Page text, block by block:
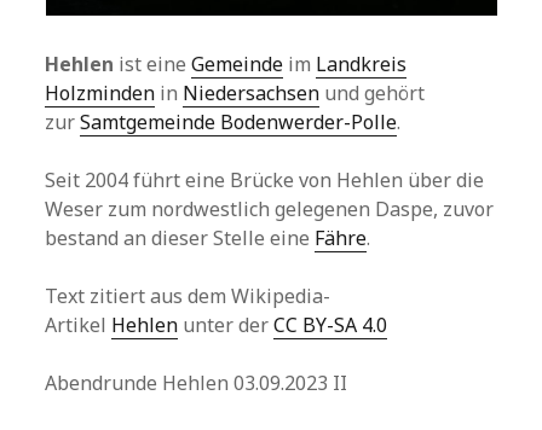
Hehlen ist eineGemeinde im Landkreis
Holzminden in Niedersachsen und gehört
zurSamtgemeinde Bodenwerder-Polle.
Seit 2004 führt eine Brücke von Hehlen über die
Weser zum nordwestlich gelegenen Daspe, zuvor
bestand an dieser Stelle eine Fähre.
Text zitiert aus dem Wikipedia-
Artikel Hehlen unter derCC BY-SA 4.0
Abendrunde Hehlen 03.09.2023 II